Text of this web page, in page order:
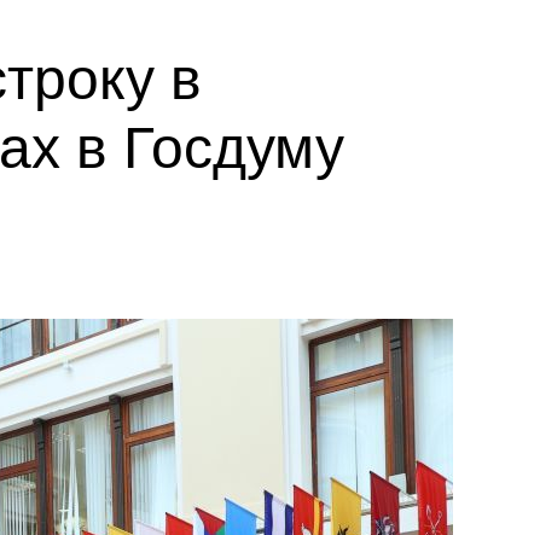
в
в Госдуму